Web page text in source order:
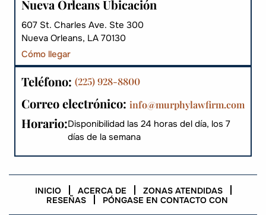
Nueva Orleans Ubicación
607 St. Charles Ave. Ste 300
Nueva Orleans, LA 70130
Cómo llegar
Teléfono: (225) 928-8800
Correo electrónico: info@murphylawfirm.com
Horario:Disponibilidad las 24 horas del día, los 7
días de la semana
INICIO ACERCA DE
ZONAS ATENDIDAS
RESEÑAS
PÓNGASE EN CONTACTO CON